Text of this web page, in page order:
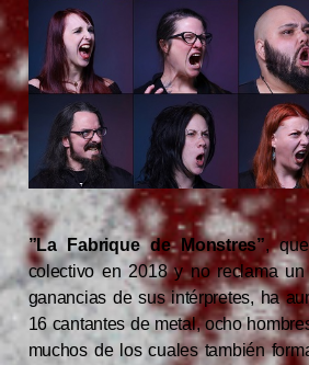
”La Fabrique de Monstres”,
colectivo en 2018 y no reclama
ganancias de sus intérpretes, ha
16 cantantes de metal, ocho
muchos de los cuales también